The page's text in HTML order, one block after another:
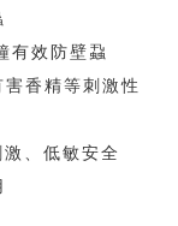
有效防壁蝨
香精等刺激性
、低敏安全